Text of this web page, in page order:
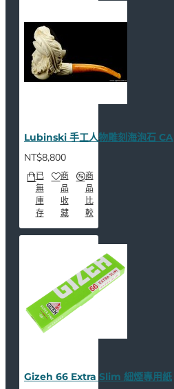
Lubinski 手工人物雕刻海泡石 CA
NT$8,800
已
無
庫
存
商
品
收
藏
商
品
比
較
Gizeh 66 Extra Slim 細煙專用紙